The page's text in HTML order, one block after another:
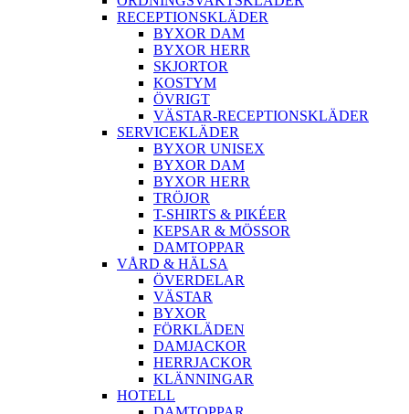
RECEPTIONSKLÄDER
BYXOR DAM
BYXOR HERR
SKJORTOR
KOSTYM
ÖVRIGT
VÄSTAR-RECEPTIONSKLÄDER
SERVICEKLÄDER
BYXOR UNISEX
BYXOR DAM
BYXOR HERR
TRÖJOR
T-SHIRTS & PIKÉER
KEPSAR & MÖSSOR
DAMTOPPAR
VÅRD & HÄLSA
ÖVERDELAR
VÄSTAR
BYXOR
FÖRKLÄDEN
DAMJACKOR
HERRJACKOR
KLÄNNINGAR
HOTELL